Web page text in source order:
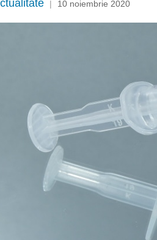
| 10 noiembrie 2020